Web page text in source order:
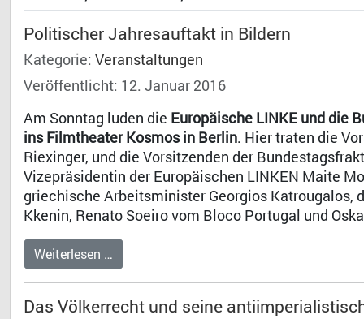
Politischer Jahresauftakt in Bildern
Kategorie: Veranstaltungen
Veröffentlicht: 12. Januar 2016
Am Sonntag luden die Europäische LINKE und die
ins Filmtheater Kosmos in Berlin. Hier traten die
Riexinger, und die Vorsitzenden der
Vizepräsidentin der Europäischen LINKEN Maite
griechische Arbeitsminister Georgios Katrougalos,
Kkenin, Renato Soeiro vom Bloco Portugal und
Weiterlesen …
Das Völkerrecht und seine